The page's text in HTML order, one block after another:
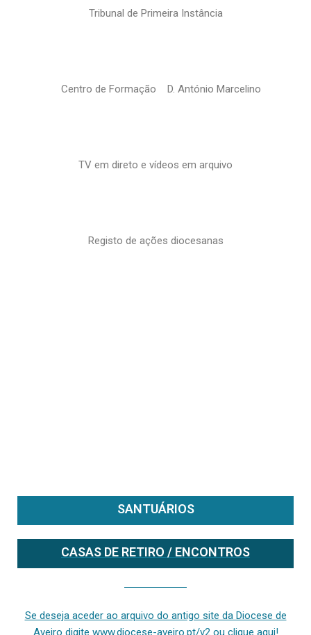
Tribunal de Primeira Instância
Centro de Formação D. António Marcelino
TV em direto e vídeos em arquivo
Registo de ações diocesanas
SANTUÁRIOS
CASAS DE RETIRO / ENCONTROS
Se deseja aceder ao arquivo do antigo site da Diocese de
Aveiro digite www.diocese-aveiro.pt/v2 ou clique aqui!